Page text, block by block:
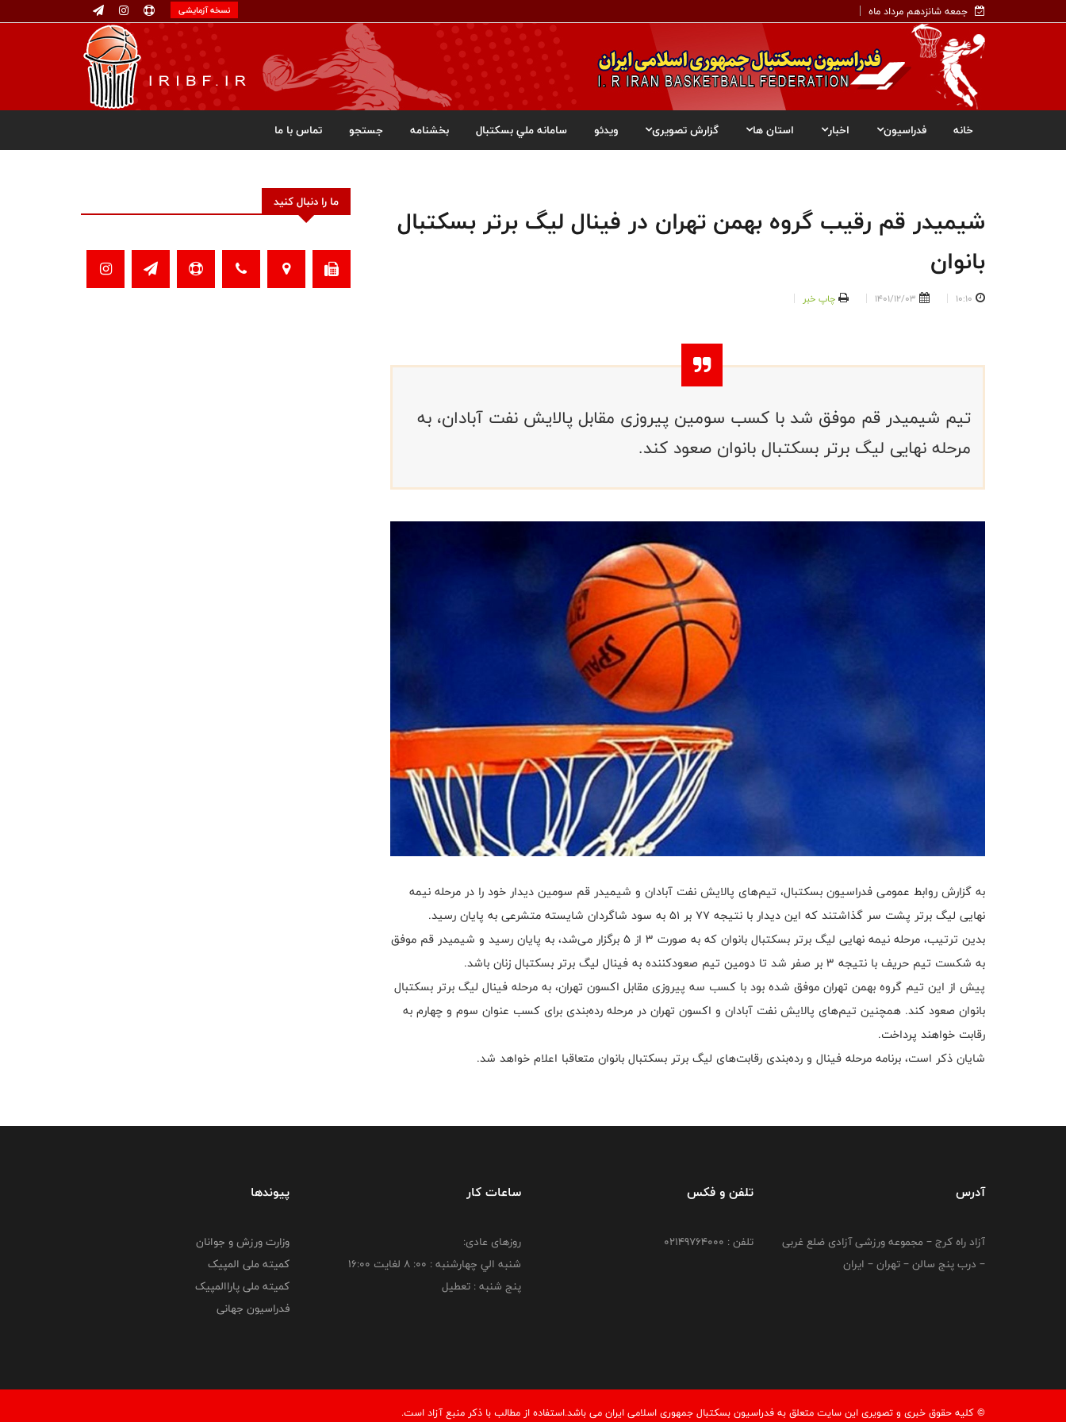
جمعه شانزدهم مرداد ماه نسخه آزمایشی
خانه فدراسیون اخبار استان ها گزارش تصویری ویدئو سامانه ملي بسکتبال بخشنامه جستجو تماس با ما
شیمیدر قم رقیب گروه بهمن تهران در فینال لیگ برتر بسکتبال
بانوان
10:10
1401/12/03 چاپ خبر
تیم شیمیدر قم موفق شد با کسب سومین پیروزی مقابل پالایش نفت آبادان، به
مرحله نهایی لیگ برتر بسکتبال بانوان صعود کند.
به گزارش روابط عمومی فدراسیون بسکتبال، تیم‌های پالایش نفت آبادان و شیمیدر قم سومین دیدار خود را در مرحله نیمه
نهایی لیگ برتر پشت سر گذاشتند که این دیدار با نتیجه ۷۷ بر ۵۱ به سود شاگردان شایسته متشرعی به پایان رسید.
بدین ترتیب، مرحله نیمه نهایی لیگ برتر بسکتبال بانوان که به صورت ۳ از ۵ برگزار می‌شد، به پایان رسید و شیمیدر قم موفق
به شکست تیم حریف با نتیجه ۳ بر صفر شد تا دومین تیم صعودکننده به فینال لیگ برتر بسکتبال زنان باشد.
پیش از این تیم گروه بهمن تهران موفق شده بود با کسب سه پیروزی مقابل اکسون تهران، به مرحله فینال لیگ برتر بسکتبال
بانوان صعود کند. همچنین تیم‌های پالایش نفت آبادان و اکسون تهران در مرحله رده‌بندی برای کسب عنوان سوم و چهارم به
رقابت خواهند پرداخت.
شایان ذکر است، برنامه مرحله فینال و رده‌بندی رقابت‌های لیگ برتر بسکتبال بانوان متعاقبا اعلام خواهد شد.
ما را دنبال کنید
آدرس
آزاد راه کرج – مجموعه ورزشی آزادی ضلع غربی
– درب پنج سالن – تهران – ایران
تلفن و فکس
تلفن : 02149764000
ساعات کار
روزهای عادی:
شنبه الي چهارشنبه : 00: 8 لغايت 16:00
پنج شنبه : تعطیل
پیوندها
وزارت ورزش و جوانان
کمیته ملی المپیک
کمیته ملی پاراالمپیک
فدراسیون جهانی
© کليه حقوق خبری و تصويری اين سايت متعلق به فدراسیون بسکتبال جمهوری اسلامی ایران می باشد.استفاده از مطالب با ذكر منبع آزاد است.